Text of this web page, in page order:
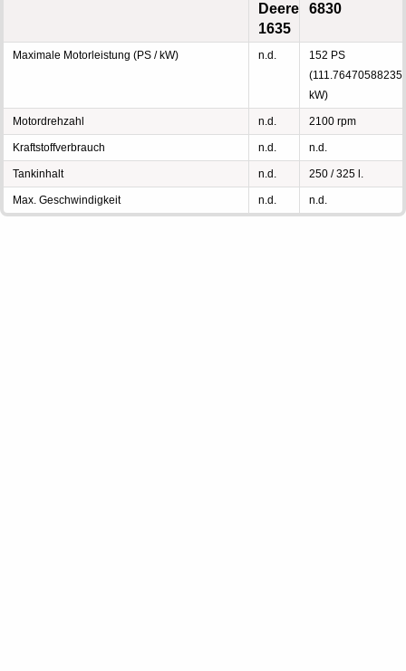
Deere
1635
6830
Maximale Motorleistung (PS / kW) n.d.
152 PS
(111.76470588235
kW)
Motordrehzahl n.d. 2100 rpm
Kraftstoffverbrauch n.d. n.d.
Tankinhalt n.d. 250 / 325 l.
Max. Geschwindigkeit n.d. n.d.